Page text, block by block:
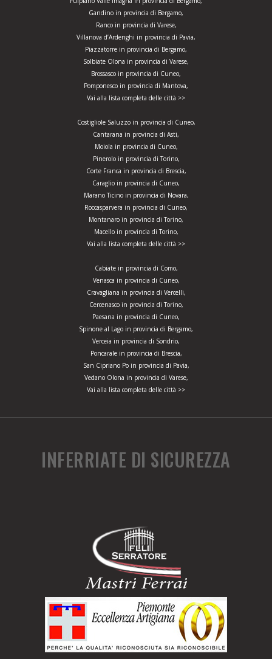
Gandino in provincia di Bergamo,
Ranco in provincia di Varese,
Villanova d’Ardenghi in provincia di Pavia,
Piazzatorre in provincia di Bergamo,
Solbiate Olona in provincia di Varese,
Brossasco in provincia di Cuneo,
Pomponesco in provincia di Mantova,
Vai alla lista completa delle città >>
Costigliole Saluzzo in provincia di Cuneo,
Cantarana in provincia di Asti,
Moiola in provincia di Cuneo,
Pinerolo in provincia di Torino,
Corte Franca in provincia di Brescia,
Caraglio in provincia di Cuneo,
Marano Ticino in provincia di Novara,
Roccasparvera in provincia di Cuneo,
Montanaro in provincia di Torino,
Macello in provincia di Torino,
Vai alla lista completa delle città >>
Cabiate in provincia di Como,
Venasca in provincia di Cuneo,
Cravagliana in provincia di Vercelli,
Cercenasco in provincia di Torino,
Paesana in provincia di Cuneo,
Spinone al Lago in provincia di Bergamo,
Verceia in provincia di Sondrio,
Poncarale in provincia di Brescia,
San Cipriano Po in provincia di Pavia,
Vedano Olona in provincia di Varese,
Vai alla lista completa delle città >>
INFERRIATE DI SICUREZZA